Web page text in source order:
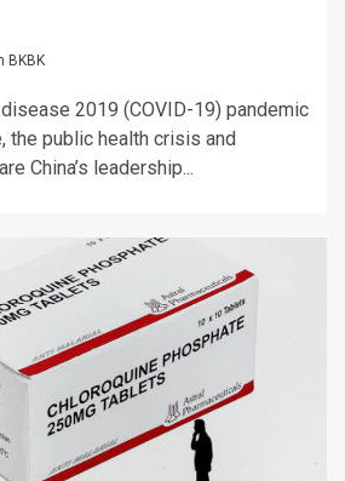
BKBK
2019 (COVID-19) pandemic
the public health crisis and
China’s leadership...